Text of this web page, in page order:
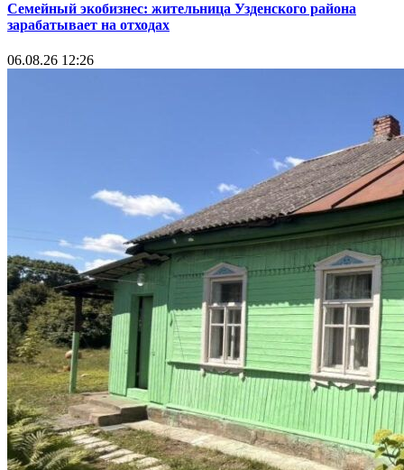
Семейный экобизнес: жительница Узденского района
зарабатывает на отходах
06.08.26 12:26